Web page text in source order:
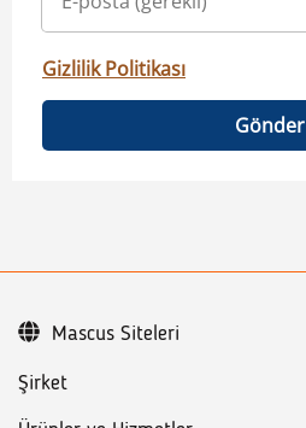
Gizlilik Politikası
Gönder
Şirket
Mascus Siteleri